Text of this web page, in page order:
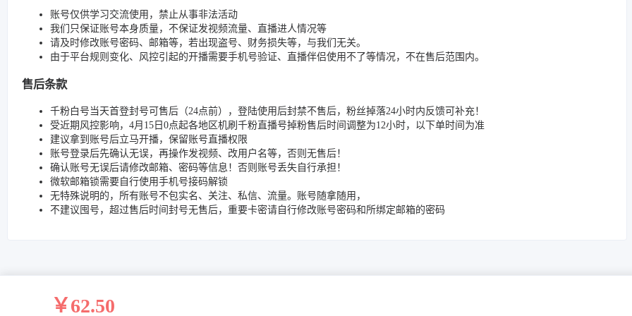
账号仅供学习交流使用，禁止从事非法活动
我们只保证账号本身质量，不保证发视频流量、直播进人情况等
请及时修改账号密码、邮箱等，若出现盗号、财务损失等，与我们无关。
由于平台规则变化、风控引起的开播需要手机号验证、直播伴侣使用不了等情况，不在售后范围内。
售后条款
千粉白号当天首登封号可售后（24点前），登陆使用后封禁不售后，粉丝掉落24小时内反馈可补充！
受近期风控影响，4月15日0点起各地区机刷千粉直播号掉粉售后时间调整为12小时，以下单时间为准
建议拿到账号后立马开播，保留账号直播权限
账号登录后先确认无误，再操作发视频、改用户名等，否则无售后！
确认账号无误后请修改邮箱、密码等信息！否则账号丢失自行承担！
微软邮箱锁需要自行使用手机号接码解锁
无特殊说明的，所有账号不包实名、关注、私信、流量。账号随拿随用，
不建议囤号，超过售后时间封号无售后，重要卡密请自行修改账号密码和所绑定邮箱的密码
￥62.50